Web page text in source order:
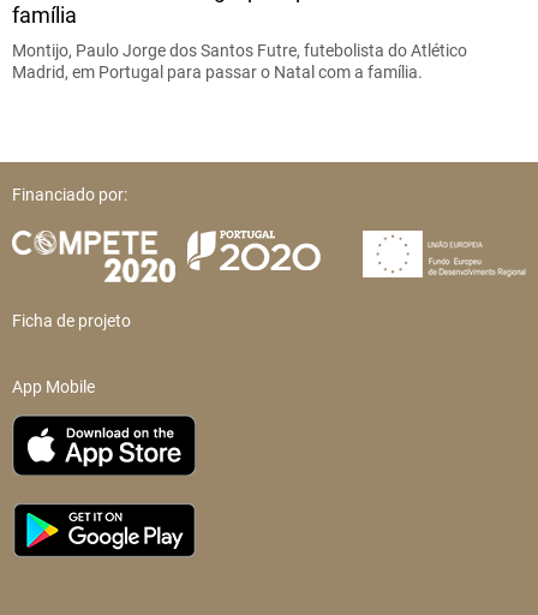
família
Montijo, Paulo Jorge dos Santos Futre, futebolista do Atlético
Madrid, em Portugal para passar o Natal com a família.
Financiado por:
Ficha de projeto
App Mobile